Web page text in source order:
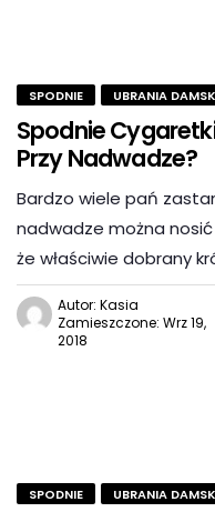
SPODNIE UBRANIA
Spodnie
Przy Nadwadze?
Bardzo wiele pań
nadwadze można
że właściwie dobrany
Autor: Kasia
Zamieszczone: Wrz 19,
2018
SPODNIE UBRANIA